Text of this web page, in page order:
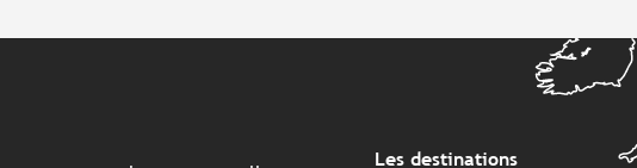
Les destinations